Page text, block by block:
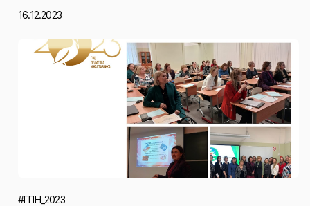
16.12.2023
#ГПН_2023